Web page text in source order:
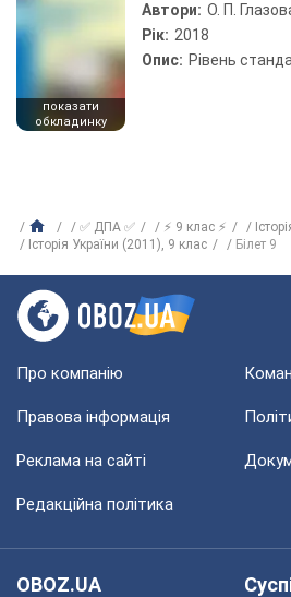
показати
обкладинку
Автори: О. П.
Рік: 2018
Опис: Рівень
✅ ДПА ✅ ⚡ 9 клас ⚡
Історія України (2011), 9 клас
Білет 9
Про компанію
Правова інформація
Реклама на сайті
Редакційна політика
OBOZ.UA